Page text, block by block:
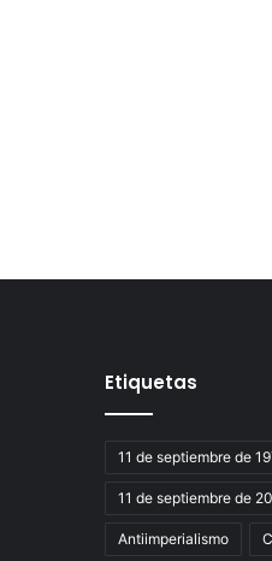
Etiquetas
11 de septiembre de
11 de septiembre de
Antiimperialismo